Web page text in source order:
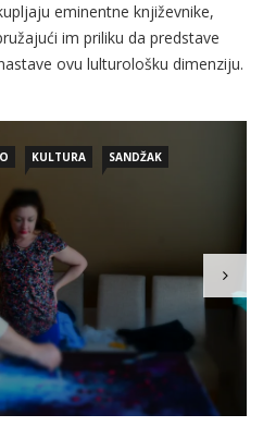
eminentne književnike,
im priliku da predstave
ovu lulturološku dimenziju.
KULTURA SANDŽAK